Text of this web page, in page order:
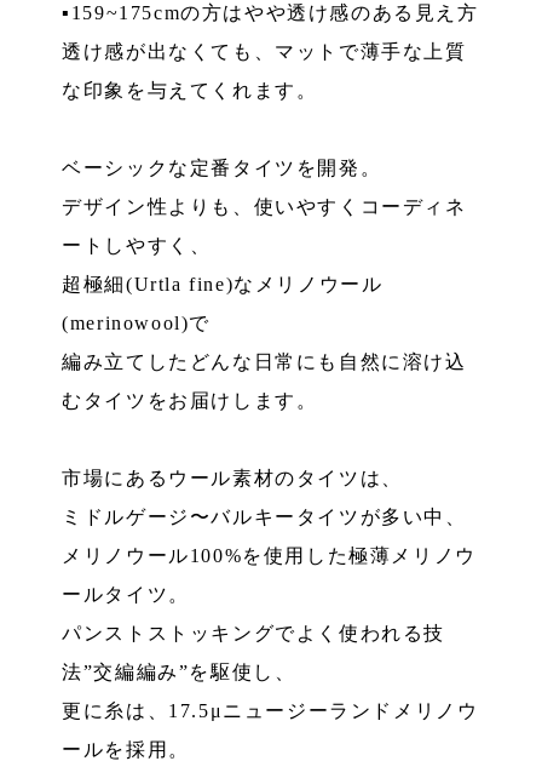
▪︎159~175cmの方はやや透け感のある見え方
透け感が出なくても、マットで薄手な上質
な印象を与えてくれます。
ベーシックな定番タイツを開発。
デザイン性よりも、使いやすくコーディネ
ートしやすく、
超極細(Urtla fine)なメリノウール
(merinowool)で
編み立てしたどんな日常にも自然に溶け込
むタイツをお届けします。
市場にあるウール素材のタイツは、
ミドルゲージ〜バルキータイツが多い中、
メリノウール100%を使用した極薄メリノウ
ールタイツ。
パンストストッキングでよく使われる技
法”交編編み”を駆使し、
更に糸は、17.5μニュージーランドメリノウ
ールを採用。